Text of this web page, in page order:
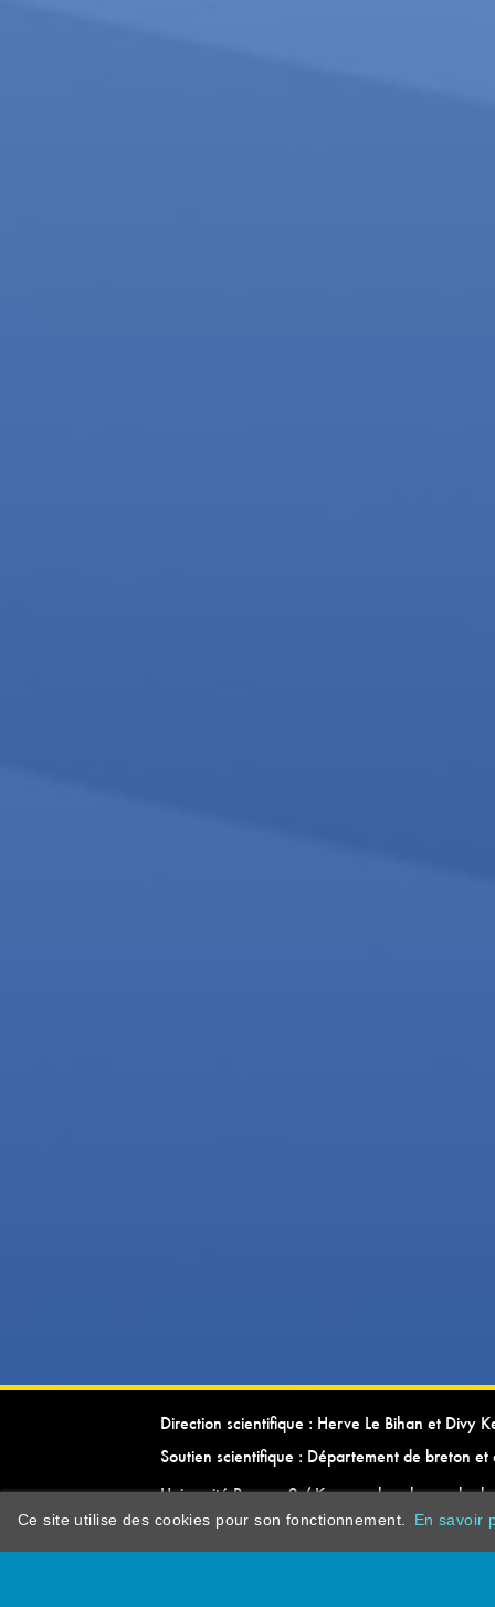
Direction scientifique : Herve Le Bihan et Divy
Soutien scientifique : Département de breton et
Université Rennes 2 / Kevrenn brezhoneg ha
Ce site utilise des cookies pour son fonctionnement. En savoir